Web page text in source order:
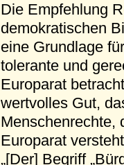
Die Empfehlung
demokratischen
eine Grundlage
tolerante und
Europarat
wertvolles Gut,
Menschenrechte,
Europarat
„[Der] Begriff